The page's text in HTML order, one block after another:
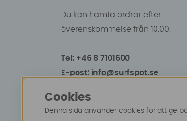
Du kan hämta ordrar efter
överenskommelse från 10.00.
Tel: +46 8 7101600
E-post: info@surfspot.se
Cookies
Denna sida använder cookies för att ge